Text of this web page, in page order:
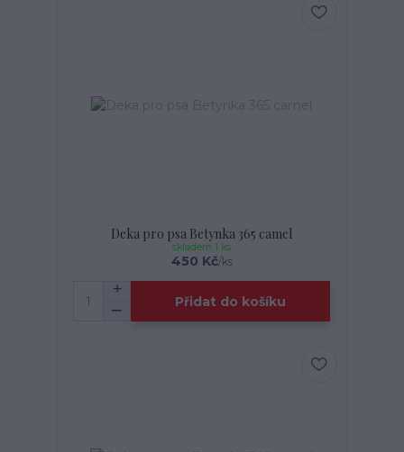
Deka pro psa Betynka 365 camel
450 Kč/ks
skladem 1 ks
Přidat do košíku